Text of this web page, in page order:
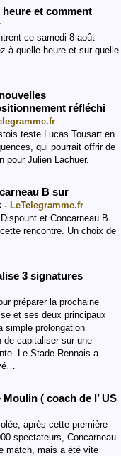
et comment
ce samedi 8 août
à quelle heure et sur quelle
réfléchi
teste Lucas Tousart en
qui pourrait offrir de
pour Julien Lachuer.
B sur
- LeTelegramme.fr
et Concarneau B
rencontre. Un choix de
3 signatures
préparer la prochaine
et ses deux principaux
simple prolongation
de capitaliser sur une
‎‎Le Stade Rennais a
( coach de l’ US
après cette première
spectateurs, Concarneau
match, mais a été vite